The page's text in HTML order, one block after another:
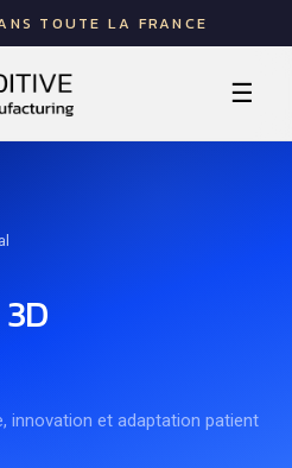
TOUTE LA FRANCE
☰
innovation et adaptation patient